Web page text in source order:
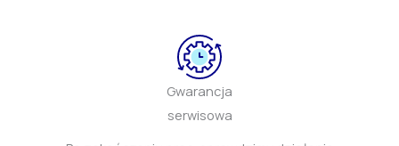
Gwarancja
serwisowa